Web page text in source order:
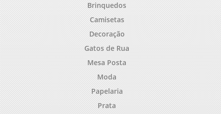
Brinquedos
Camisetas
Decoração
Gatos de Rua
Mesa Posta
Moda
Papelaria
Prata